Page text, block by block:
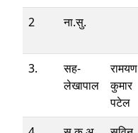
2
ना.सु.
3.
सह-
लेखापाल
रामयण
कुमार
पटेल